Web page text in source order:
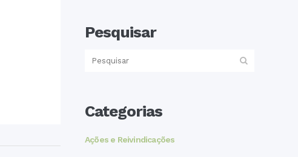
Pesquisar
Categorias
Ações e Reivindicações